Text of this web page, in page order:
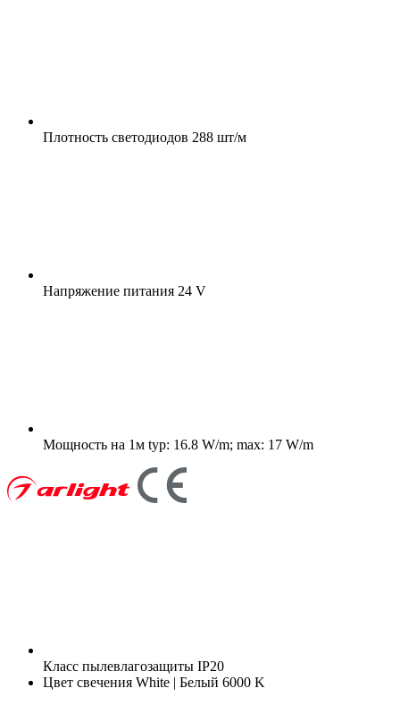
Плотность светодиодов 288 шт/м
Напряжение питания 24 V
Мощность на 1м typ: 16.8 W/m; max: 17 W/m
Класс пылевлагозащиты IP20
Цвет свечения White | Белый 6000 K